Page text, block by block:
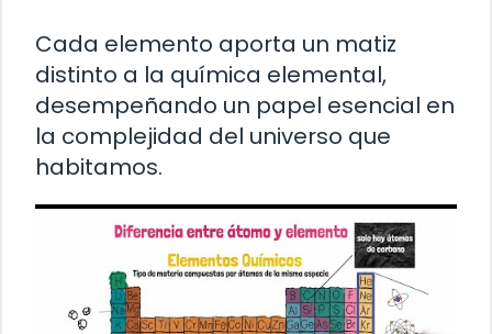
Cada elemento aporta un matiz
distinto a la química elemental,
desempeñando un papel esencial en
la complejidad del universo que
habitamos.